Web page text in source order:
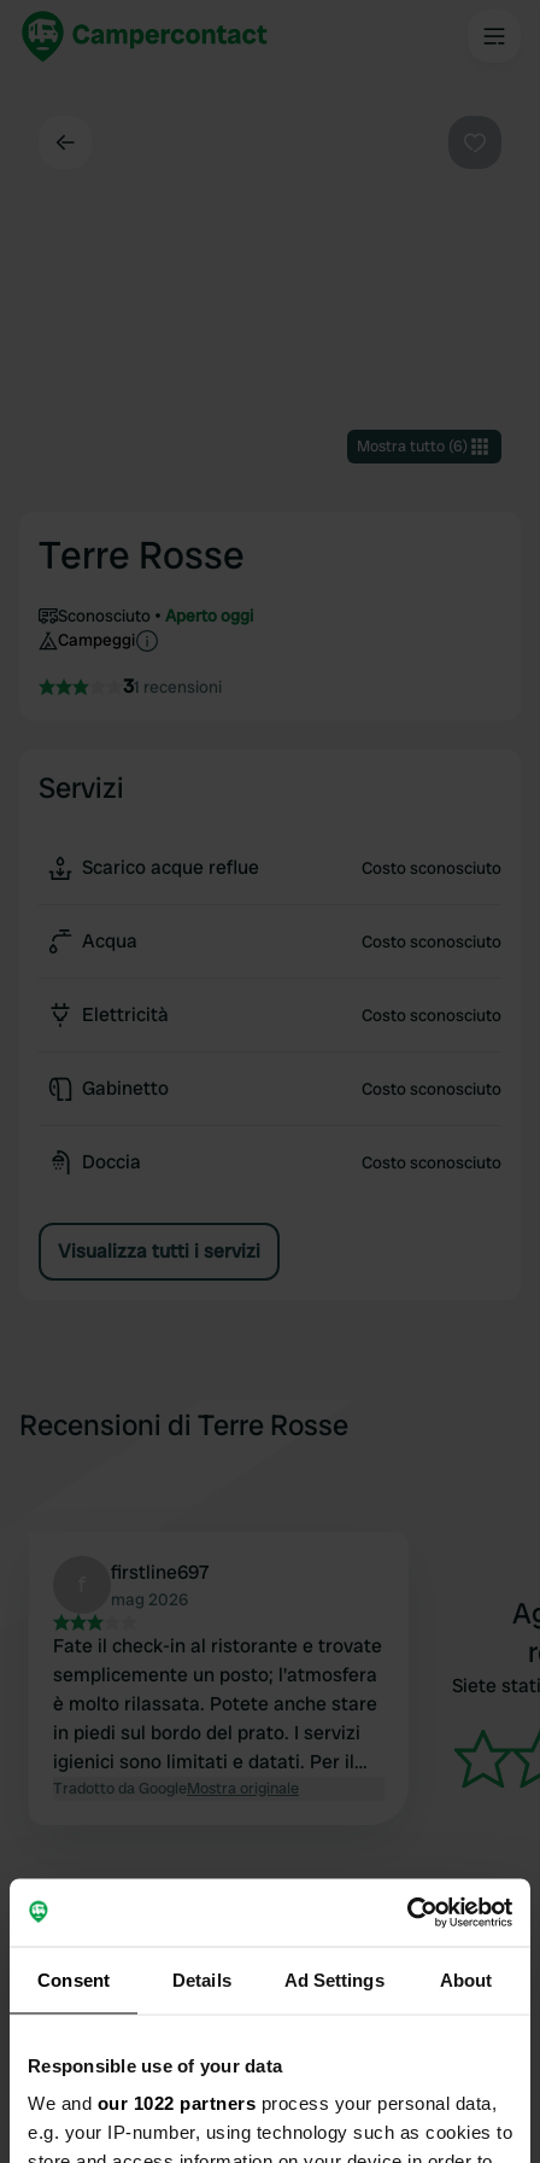
Consent Details Ad Settings About
Responsible use of your data
We and our 1022 partners process your personal data,
e.g. your IP-number, using technology such as cookies to
Mostra tutto(6)
Terre Rosse
Sconosciuto
Aperto oggi
Campeggi
31 recensioni
Servizi
Scarico acque reflue Costo sconosciuto
Acqua Costo sconosciuto
Elettricità Costo sconosciuto
Gabinetto Costo sconosciuto
Doccia Costo sconosciuto
Visualizza tutti i servizi
Recensioni di Terre Rosse
firstline697
mag 2026
Fate il check-in al ristorante e trovate
semplicemente un posto; l'atmosfera
è molto rilassata. Potete anche stare
in piedi sul bordo del prato. I servizi
igienici sono limitati e datati. Per il
resto, un ottimo posto con un
Tradotto da GoogleMostra originale
Siete
Contatto
Località Mànie 40
17024, Finale Ligure, Italia
Coordinate